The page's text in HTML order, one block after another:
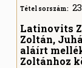
Tétel sorszám:
Latinovits
Zoltán,
aláírt
Zoltánhoz